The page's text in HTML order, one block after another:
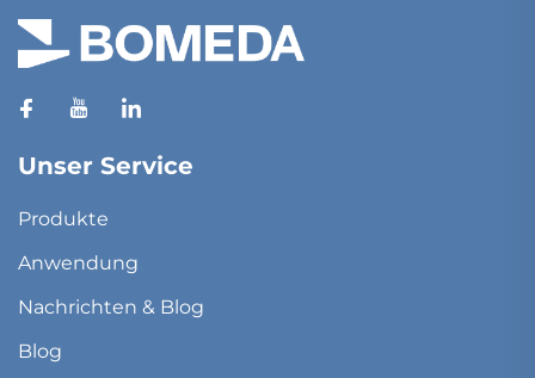
Unser Service
Produkte
Anwendung
Nachrichten & Blog
Blog